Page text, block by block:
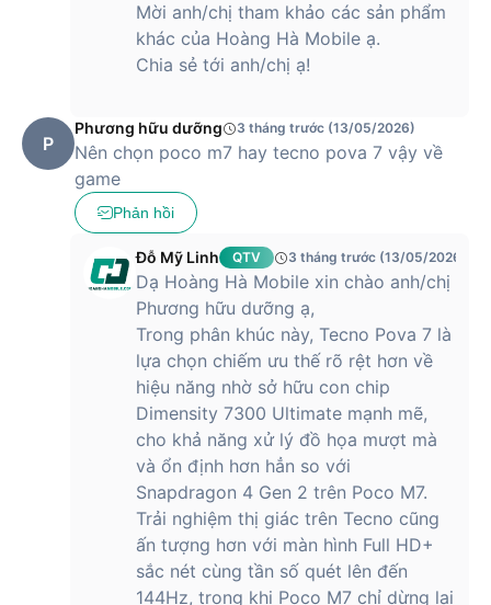
Mời anh/chị tham khảo các sản phẩm
khác của Hoàng Hà Mobile ạ.
Chia sẻ tới anh/chị ạ!
P
Phương hữu dưỡng 3 tháng trước (13/05/2026)
Nên chọn poco m7 hay tecno pova 7 vậy về
game
Phản hồi
Đỗ Mỹ Linh QTV 3 tháng trước (13/05/2026)
Dạ Hoàng Hà Mobile xin chào anh/chị
Phương hữu dưỡng ạ,
Trong phân khúc này, Tecno Pova 7 là
lựa chọn chiếm ưu thế rõ rệt hơn về
hiệu năng nhờ sở hữu con chip
Dimensity 7300 Ultimate mạnh mẽ,
cho khả năng xử lý đồ họa mượt mà
và ổn định hơn hẳn so với
Snapdragon 4 Gen 2 trên Poco M7.
Trải nghiệm thị giác trên Tecno cũng
ấn tượng hơn với màn hình Full HD+
sắc nét cùng tần số quét lên đến
144Hz, trong khi Poco M7 chỉ dừng lại